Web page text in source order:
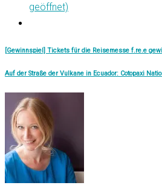
geöffnet)
[Gewinnspiel] Tickets für die Reisemesse f.re.e
Auf der Straße der Vulkane in Ecuador: Cotopaxi